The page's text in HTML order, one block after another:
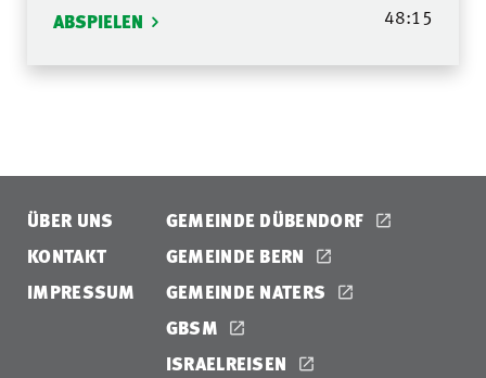
ABSPIELEN 48:15
ÜBER UNS
KONTAKT
IMPRESSUM
GEMEINDE DÜBENDORF
GEMEINDE BERN
GEMEINDE NATERS
GBSM
ISRAELREISEN